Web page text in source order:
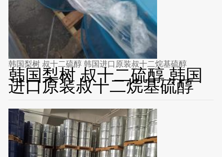
韩国梨树 叔十二硫醇 韩国进口原装叔十二烷基硫醇
韩国梨树 叔十二硫醇 韩国
进口原装叔十二烷基硫醇